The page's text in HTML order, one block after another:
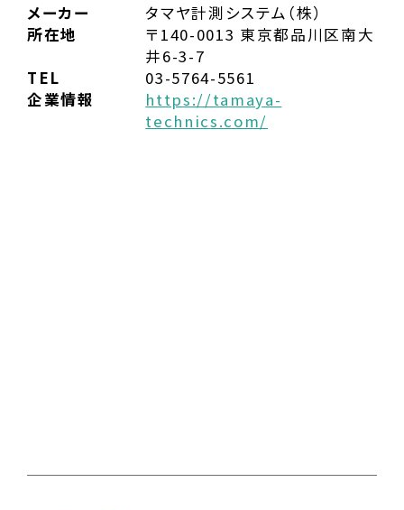
メーカー
タマヤ計測システム（株）
所在地
〒140-0013 東京都品川区南大
井6-3-7
TEL
03-5764-5561
企業情報
https://tamaya-
technics.com/